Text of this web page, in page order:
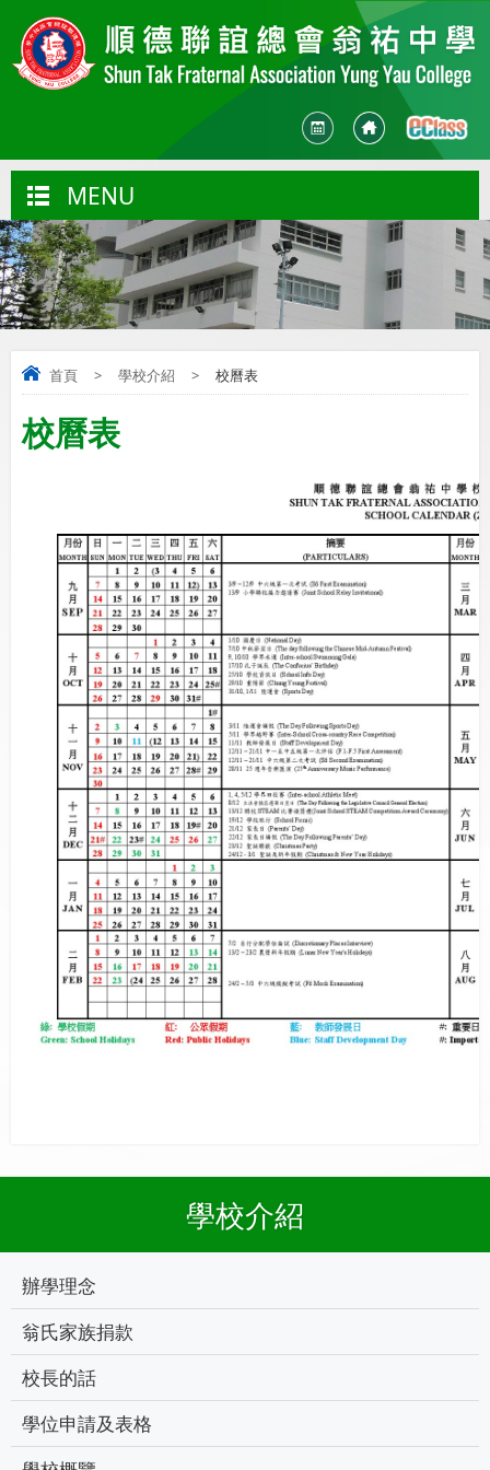
MENU
首頁 > 學校介紹 > 校曆表
校曆表
學校介紹
辦學理念
翁氏家族捐款
校長的話
學位申請及表格